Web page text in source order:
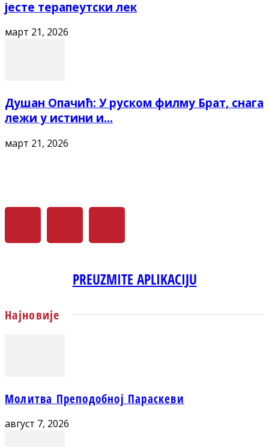
јесте терапеутски лек
март 21, 2026
Душан Опачић: У руском филму Брат, снага
лежи у истини и...
март 21, 2026
PREUZMITE APLIKACIJU
Најновије
Молитва Преподобној Параскеви
август 7, 2026